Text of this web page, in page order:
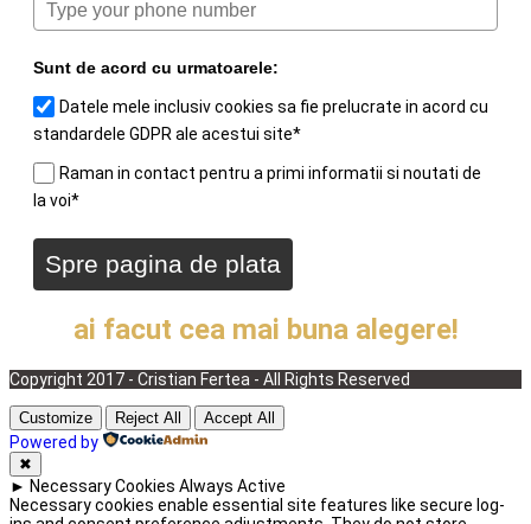
Sunt de acord cu urmatoarele:
Datele mele inclusiv cookies sa fie prelucrate in acord cu
standardele GDPR ale acestui site*
Raman in contact pentru a primi informatii si noutati de
la voi*
Spre pagina de plata
Participa la acest WEBINAR si vei sti ca
ai facut cea mai buna alegere!
Copyright 2017 - Cristian Fertea - All Rights Reserved
Customize Reject All Accept All
Powered by
✖
► Necessary Cookies Always Active
Necessary cookies enable essential site features like secure log-